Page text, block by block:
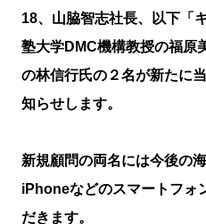
18、山脇智志社長、以下「
塾大学DMC機構教授の福原
の林信行氏の２名が新たに
知らせします。
新規顧問の両名には今後の
iPhoneなどのスマートフォ
だきます。